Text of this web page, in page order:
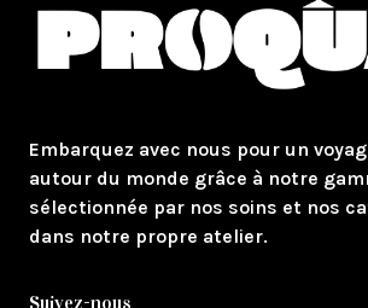
Embarquez avec nous pour un
autour du monde grâce à notre
sélectionnée par nos soins et nos
dans notre propre atelier.
Suivez-nous